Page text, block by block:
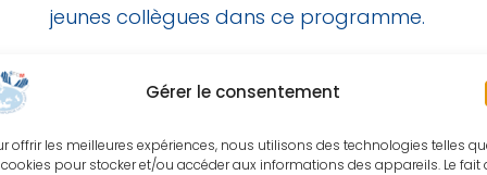
Gérer le consentement
offrir les meilleures expériences, nous utilisons des technologies telles
pour stocker et/ou accéder aux informations des appareils. Le fait
jeunes collègues dans ce programme.
Président, Société hellénique pour la
main et du membre supérieur